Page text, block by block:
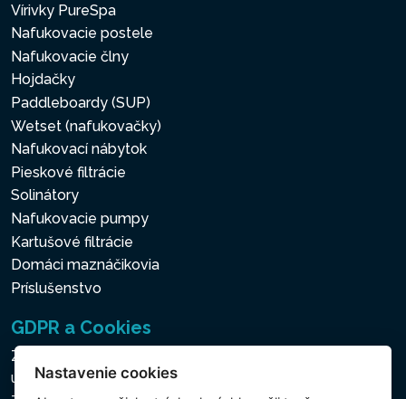
Vírivky PureSpa
Nafukovacie postele
Nafukovacie člny
Hojdačky
Paddleboardy (SUP)
Wetset (nafukovačky)
Nafukovací nábytok
Pieskové filtrácie
Solinátory
Nafukovacie pumpy
Kartušové filtrácie
Domáci maznáčikovia
Príslušenstvo
GDPR a Cookies
Zásady ochrany osobných a ďalších spracovávaných
údajovNastavenie cookies